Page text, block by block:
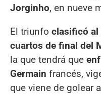
Jorginho, en nueve
El triunfo clasificó al
cuartos de final del
la que tendrá que
Germain francés,
que viene de golear